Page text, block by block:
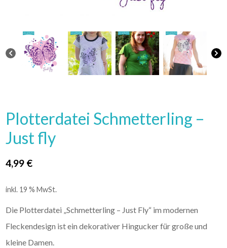
Plotterdatei Schmetterling –
Just fly
4,99 €
inkl. 19 % MwSt.
Die Plotterdatei „Schmetterling – Just Fly“ im modernen
Fleckendesign ist ein dekorativer Hingucker für große und
kleine Damen.